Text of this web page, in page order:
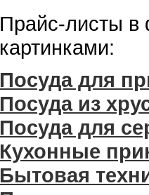
Прайс-листы в
картинками:
Посуда для
Посуда из
Посуда для
Кухонные
Бытовая